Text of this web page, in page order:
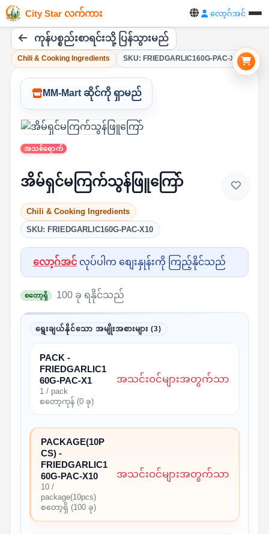
City Star လက်ကား လော့ဂ်အင်
ကုန်ပစ္စည်းစာရင်းသို့ ပြန်သွားမည်
Chili & Cooking Ingredients SKU: FRIEDGARLIC160G-PAC-X10
MM-Mart ဆိုင်ကို ရှာမည်
အသစ်ရောက်
အိမ်ရှင်မကြက်သွန်ဖြူကြော်
Chili & Cooking Ingredients
SKU: FRIEDGARLIC160G-PAC-X10
လော့ဂ်အင် လုပ်ပါက စျေးနှုန်းကို ကြည့်နိုင်သည်
စတော့ရှိ 100 ခု ရနိုင်သည်
ရွေးချယ်နိုင်သော အမျိုးအစားများ (3)
PACK -
FRIEDGARLIC1
60G-PAC-X1
1 / pack
စတော့ကုန် (0 ခု)
အသင်းဝင်များအတွက်သာ
PACKAGE(10P
CS) -
FRIEDGARLIC1
60G-PAC-X10
10 /
package(10pcs)
စတော့ရှိ (100 ခု)
အသင်းဝင်များအတွက်သာ